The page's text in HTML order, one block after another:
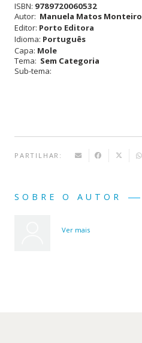
Registos
do
Professor
- 5
ISBN: 9789720060532
Autor: Manuela Matos Monteiro
Editor: Porto Editora
Idioma: Português
Capa: Mole
Tema: Sem Categoria
Sub-tema:
PARTILHAR:
SOBRE O AUTOR
Ver mais